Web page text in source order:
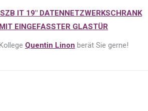
IT 19″ DATENNETZWERKSCHRANK
EINGEFASSTER GLASTÜR
Quentin Linon berät Sie gerne!